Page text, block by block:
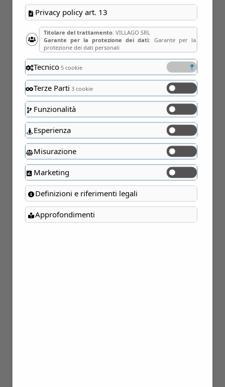
28
Feb
Privacy policy art. 13
Titolare del trattamento: VILLAGO SRL
Garante per la protezione dei dati: Garante per la
protezione dei dati personali
Tecnico5 cookie
Terze Parti 3 cookie
Funzionalità
Esperienza
Misurazione
Marketing
Definizioni e riferimenti legali
Approfondimenti